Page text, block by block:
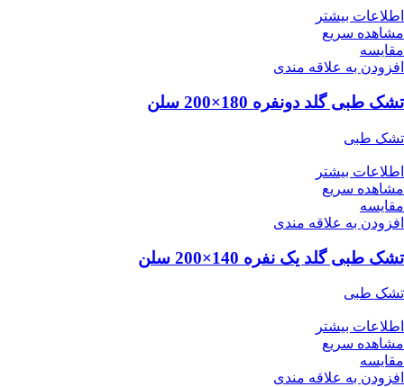
اطلاعات بیشتر
مشاهده سریع
مقایسه
افزودن به علاقه مندی
تشک طبی گلد دونفره 180×200 سلن
تشک طبی
اطلاعات بیشتر
مشاهده سریع
مقایسه
افزودن به علاقه مندی
تشک طبی گلد یک نفره 140×200 سلن
تشک طبی
اطلاعات بیشتر
مشاهده سریع
مقایسه
افزودن به علاقه مندی